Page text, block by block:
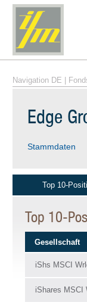
Navigation DE
Edge
Stammdaten
Top 10-
Top 10-
Gesellschaft
iShs MSCI
iShares MSCI